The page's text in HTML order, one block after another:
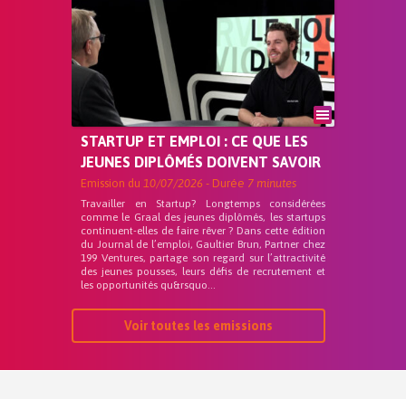
STARTUP ET EMPLOI : CE QUE LES
JEUNES DIPLÔMÉS DOIVENT SAVOIR
Emission du 10/07/2026 - Durée 7 minutes
Travailler en Startup? Longtemps considérées
comme le Graal des jeunes diplômés, les startups
continuent-elles de faire rêver ? Dans cette édition
du Journal de l’emploi, Gaultier Brun, Partner chez
199 Ventures, partage son regard sur l’attractivité
des jeunes pousses, leurs défis de recrutement et
les opportunités qu&rsquo...
Voir toutes les emissions